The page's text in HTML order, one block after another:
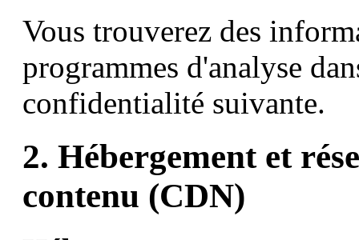
Vous trouverez des
programmes d'analyse
confidentialité suivante.
2. Hébergement et
contenu (CDN)